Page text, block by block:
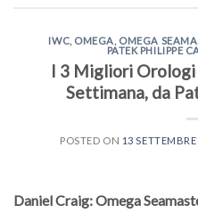
IWC, OMEGA, OMEGA
PATEK PHILIPPE
I 3 Migliori
Settimana, da
POSTED ON 13
Daniel Craig: Omega